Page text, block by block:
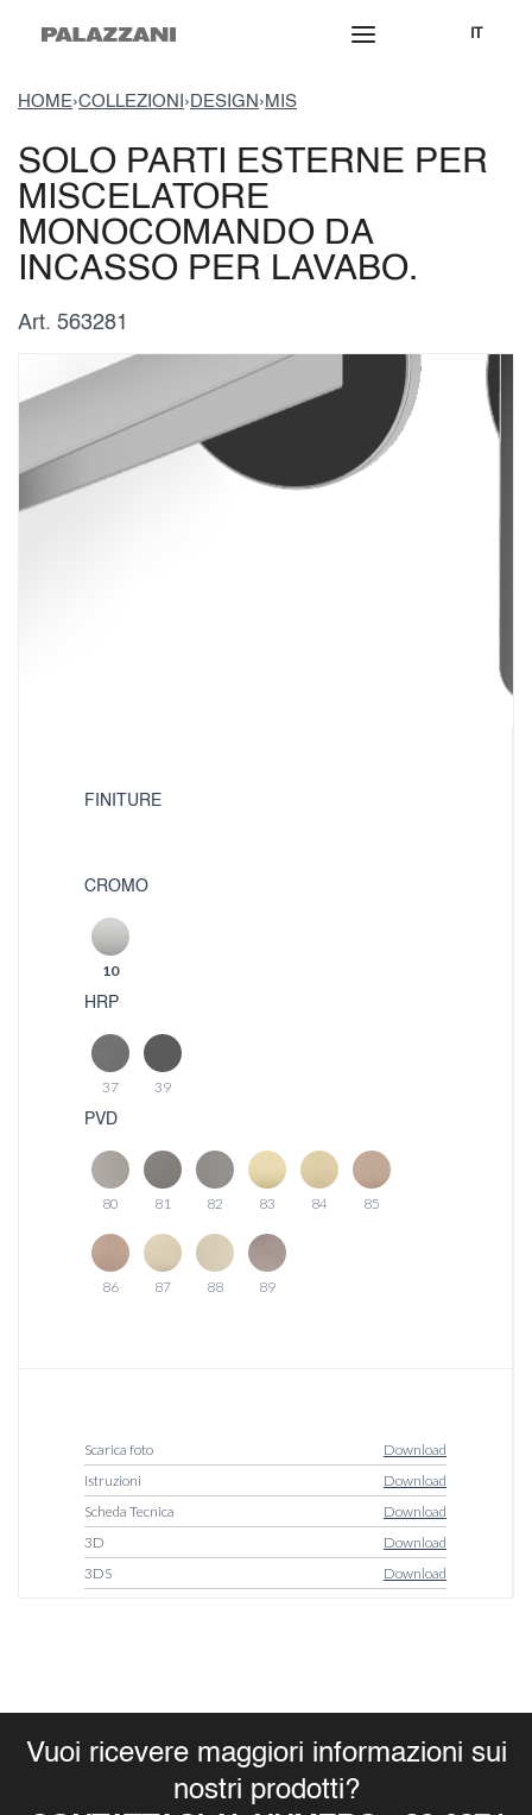
HOME›COLLEZIONI › DESIGN › MIS
SOLO PARTI ESTERNE PER
MISCELATORE
MONOCOMANDO DA
INCASSO PER LAVABO.
Art. 563281
FINITURE
CROMO
10
HRP
37 39
PVD
80 81 82 83 84 85
86 87 88 89
Scarica foto
Download
Istruzioni
Download
Scheda Tecnica
Download
3D
Download
3DS
Download
Vuoi ricevere maggiori informazioni sui
nostri prodotti?